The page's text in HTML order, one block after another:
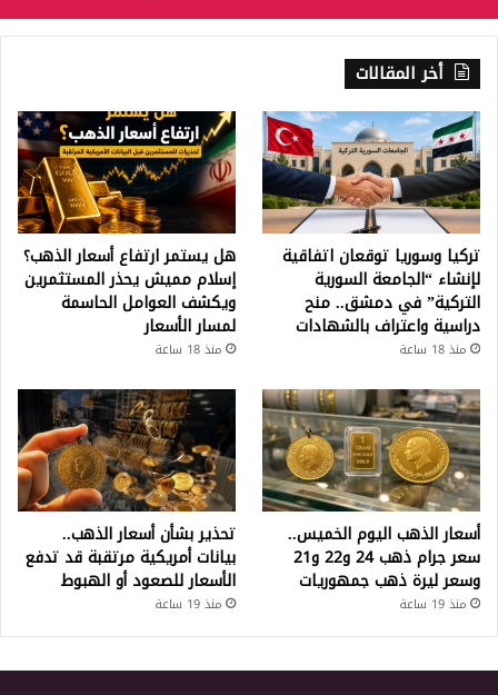
أخر المقالات
تركيا وسوريا توقعان اتفاقية
لإنشاء “الجامعة السورية
التركية” في دمشق.. منح
دراسية واعتراف بالشهادات
منذ 18 ساعة
هل يستمر ارتفاع أسعار الذهب؟
إسلام مميش يحذر المستثمرين
ويكشف العوامل الحاسمة
لمسار الأسعار
منذ 18 ساعة
أسعار الذهب اليوم الخميس..
سعر جرام ذهب 24 و22 و21
وسعر ليرة ذهب جمهوريات
منذ 19 ساعة
تحذير بشأن أسعار الذهب..
بيانات أمريكية مرتقبة قد تدفع
الأسعار للصعود أو الهبوط
منذ 19 ساعة